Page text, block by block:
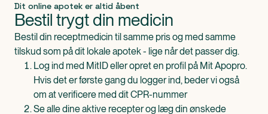
Dit online apotek er altid åbent
Bestil trygt din medicin
Bestil din receptmedicin til samme pris og med samme
tilskud som på dit lokale apotek - lige når det passer dig.
Log ind med MitID eller opret en profil på Mit Apopro.
Hvis det er første gang du logger ind, beder vi også
om at verificere med dit CPR-nummer
Se alle dine aktive recepter og læg din ønskede